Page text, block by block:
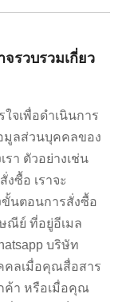
รวบรวมเกี่ยว
จเพื่อดำเนินการ
มูลส่วนบุคคลของ
า ตัวอย่างเช่น
ซื้อ เราจะ
นตอนการสั่งซื้อ
ณีย์ ที่อยู่อีเมล
บริษัท
คลเมื่อคุณสื่อสาร
ค้า หรือเมื่อคุณ